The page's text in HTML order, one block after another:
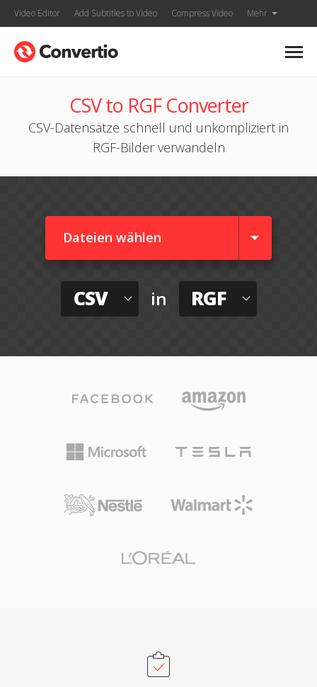
Video Editor Add Subtitles to Video Compress Video Mehr
CSV to RGF Converter
CSV-Datensätze schnell und unkompliziert in
RGF-Bilder verwandeln
Dateien wählen
CSV in RGF